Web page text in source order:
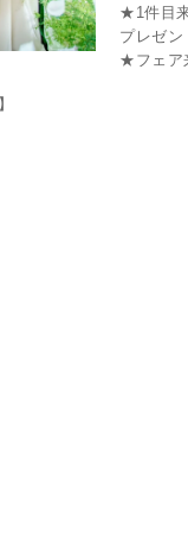
★1件目
プレゼン
★フェア